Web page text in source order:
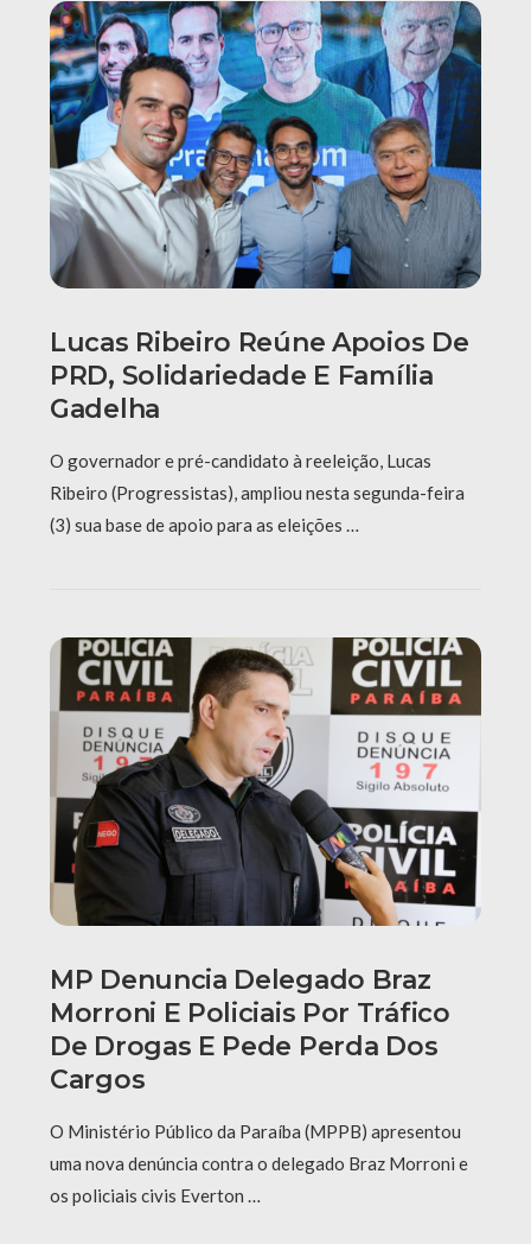
Lucas Ribeiro Reúne Apoios De
PRD, Solidariedade E Família
Gadelha
O governador e pré-candidato à reeleição, Lucas
Ribeiro (Progressistas), ampliou nesta segunda-feira
(3) sua base de apoio para as eleições …
MP Denuncia Delegado Braz
Morroni E Policiais Por Tráfico
De Drogas E Pede Perda Dos
Cargos
O Ministério Público da Paraíba (MPPB) apresentou
uma nova denúncia contra o delegado Braz Morroni e
os policiais civis Everton …